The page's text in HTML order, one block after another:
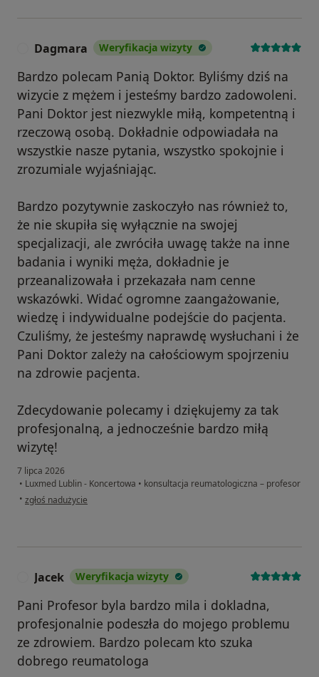
Dagmara Weryfikacja wizyty
Bardzo polecam Panią Doktor. Byliśmy dziś na
wizycie z mężem i jesteśmy bardzo zadowoleni.
Pani Doktor jest niezwykle miłą, kompetentną i
rzeczową osobą. Dokładnie odpowiadała na
wszystkie nasze pytania, wszystko spokojnie i
zrozumiale wyjaśniając.
Bardzo pozytywnie zaskoczyło nas również to,
że nie skupiła się wyłącznie na swojej
specjalizacji, ale zwróciła uwagę także na inne
badania i wyniki męża, dokładnie je
przeanalizowała i przekazała nam cenne
wskazówki. Widać ogromne zaangażowanie,
wiedzę i indywidualne podejście do pacjenta.
Czuliśmy, że jesteśmy naprawdę wysłuchani i że
Pani Doktor zależy na całościowym spojrzeniu
na zdrowie pacjenta.
Zdecydowanie polecamy i dziękujemy za tak
profesjonalną, a jednocześnie bardzo miłą
wizytę!
7 lipca 2026
• Luxmed Lublin - Koncertowa • konsultacja reumatologiczna – profesor
• w opinii użytkownika Dagmara
zgłoś nadużycie
Jacek Weryfikacja wizyty
Pani Profesor byla bardzo mila i dokladna,
profesjonalnie podeszła do mojego problemu
ze zdrowiem. Bardzo polecam kto szuka
dobrego reumatologa